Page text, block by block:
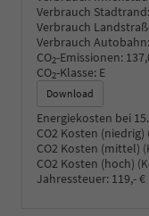
Verbrauch Stadtrand:
Verbrauch
Verbrauch Autobahn:
CO2-Emissionen:
CO2-Klasse: E
Download
Energiekosten bei
CO2 Kosten (niedrig)
CO2 Kosten (mittel)
CO2 Kosten (hoch)
Jahressteuer: 119,- €